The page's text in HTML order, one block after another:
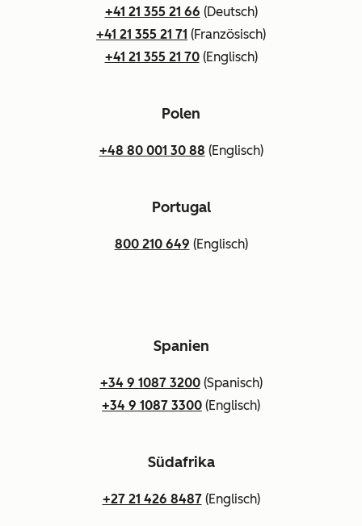
+41 21 355 21 66 (Deutsch)
+41 21 355 21 71 (Französisch)
+41 21 355 21 70(Englisch)
Polen
+48 80 001 30 88 (Englisch)
Portugal
800 210 649 (Englisch)
Spanien
+34 9 1087 3200(Spanisch)
+34 9 1087 3300 (Englisch)
Südafrika
+27 21 426 8487(Englisch)